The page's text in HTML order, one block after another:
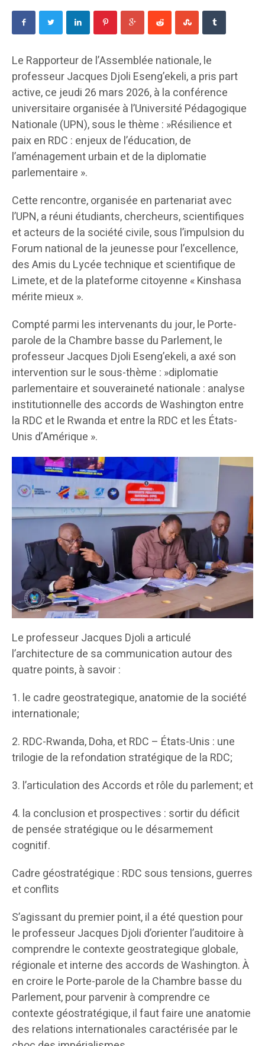
Le Rapporteur de l’Assemblée nationale, le
professeur Jacques Djoli Eseng’ekeli, a pris part
active, ce jeudi 26 mars 2026, à la conférence
universitaire organisée à l’Université Pédagogique
Nationale (UPN), sous le thème : »Résilience et
paix en RDC : enjeux de l’éducation, de
l’aménagement urbain et de la diplomatie
parlementaire ».
Cette rencontre, organisée en partenariat avec
l’UPN, a réuni étudiants, chercheurs, scientifiques
et acteurs de la société civile, sous l’impulsion du
Forum national de la jeunesse pour l’excellence,
des Amis du Lycée technique et scientifique de
Limete, et de la plateforme citoyenne « Kinshasa
mérite mieux ».
Compté parmi les intervenants du jour, le Porte-
parole de la Chambre basse du Parlement, le
professeur Jacques Djoli Eseng’ekeli, a axé son
intervention sur le sous-thème : »diplomatie
parlementaire et souveraineté nationale : analyse
institutionnelle des accords de Washington entre
la RDC et le Rwanda et entre la RDC et les États-
Unis d’Amérique ».
Le professeur Jacques Djoli a articulé
l’architecture de sa communication autour des
quatre points, à savoir :
1. le cadre geostrategique, anatomie de la société
internationale;
2. RDC-Rwanda, Doha, et RDC – États-Unis : une
trilogie de la refondation stratégique de la RDC;
3. l’articulation des Accords et rôle du parlement; et
4. la conclusion et prospectives : sortir du déficit
de pensée stratégique ou le désarmement
cognitif.
Cadre géostratégique : RDC sous tensions, guerres
et conflits
S’agissant du premier point, il a été question pour
le professeur Jacques Djoli d’orienter l’auditoire à
comprendre le contexte geostrategique globale,
régionale et interne des accords de Washington. À
en croire le Porte-parole de la Chambre basse du
Parlement, pour parvenir à comprendre ce
contexte géostratégique, il faut faire une anatomie
des relations internationales caractérisée par le